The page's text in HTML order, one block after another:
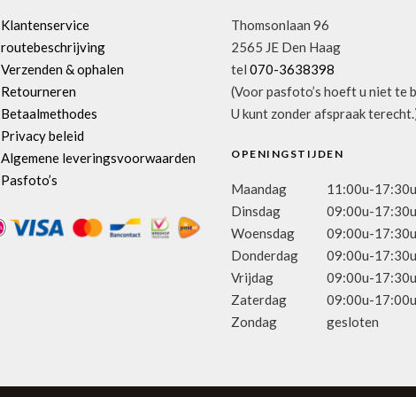
Klantenservice
routebeschrijving
Verzenden & ophalen
Retourneren
Betaalmethodes
Privacy beleid
Algemene leveringsvoorwaarden
Pasfoto’s
Thomsonlaan 96
2565 JE Den Haag
tel 070-3638398
(Voor pasfoto’s hoeft u niet te
U kunt zonder afspraak
OPENINGSTIJDEN
Maandag
11:00u-17:30u
Dinsdag
09:00u-17:30u
Woensdag
09:00u-17:30u
Donderdag
09:00u-17:30u
Vrijdag
09:00u-17:30u
Zaterdag
09:00u-17:00u
Zondag
gesloten